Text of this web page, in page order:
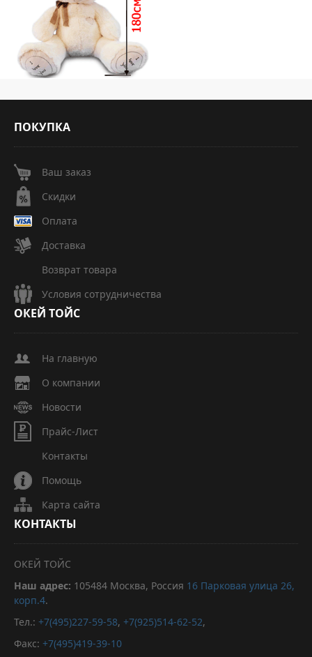
ПОКУПКА
Ваш заказ
Скидки
Оплата
Доставка
Возврат товара
Условия сотрудничества
ОКЕЙ ТОЙС
На главную
О компании
Новости
Прайс-Лист
Контакты
Помощь
Карта сайта
КОНТАКТЫ
ОКЕЙ ТОЙС
Наш адрес: 105484 Москва, Россия 16 Парковая улица 26,
корп.4.
Тел.: +7(495)227-59-58, +7(925)514-62-52,
Факс: +7(495)419-39-10